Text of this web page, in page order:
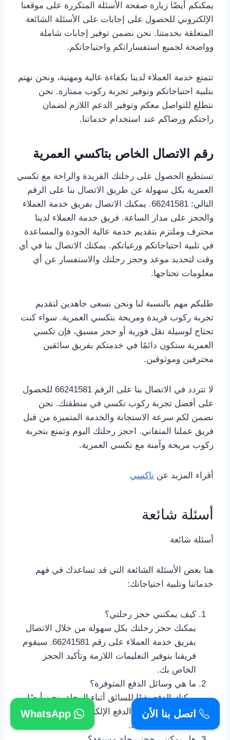
يمكنكم أيضًا زيارة صفحة الأسئلة المتكررة على موقعنا
الإلكتروني للحصول على إجابات على الأسئلة الشائعة
المتعلقة بخدمتنا. نحن نضمن توفير إجابات شاملة
وواضحة لجميع استفساراتكم واحتياجاتكم.
تتمتع خدمة العملاء لدينا بكفاءة عالية ومهنية، ونحن نهتم
بتلبية احتياجاتكم وتوفير تجربة ركوب ممتازة. نحن
نتطلع للتواصل معكم وتوفير الدعم اللازم لضمان
راحتكم ورضاكم عند استخدام خدماتنا.
رقم الاتصال الخاص بتاكسي العمرية
تستطيع الحصول على رحلتك الفريدة والراحة مع تكسي
العمرية بكل سهولة عن طريق الاتصال بنا على الرقم
التالي: 66241581. يمكنك الاتصال بفريق خدمة العملاء
والحجز على مدار الساعة. فريق خدمة العملاء لدينا
محترف وملتزم بتقديم خدمة عالية الجودة والمساعدة
في تلبية احتياجاتكم ورغباتكم. يمكنك الاتصال بنا في أي
وقت لتحديد موعد وحجز رحلتك والاستفسار عن أي
معلومات تحتاجها.
طلبكم مهم بالنسبة لنا ونحن نسعى جاهدين لتقديم
تجربة ركوب فريدة ومريحة بتكسي العمرية. سواء كنت
تحتاج لوسيلة نقل فورية أو حجز مسبق، فإن تكسي
العمرية ستكون دائمًا في خدمتكم بفريق سائقين
محترفين وموثوقين.
لا تتردد في الاتصال بنا على الرقم 66241581 للحصول
على أفضل تجربة ركوب تكسي في منطقتك. نحن
نضمن لكم سرعة الاستجابة والخدمة المتميزة من قبل
فريق عملنا المتفاني. احجز رحلتك اليوم وتمتع بتجربة
ركوب مريحة وآمنة مع تكسي العمرية.
أقراء المزيد عن تاكسي
أسئلة شائعة
أسئلة شائعة
هنا بعض الأسئلة الشائعة التي قد تساعدك في فهم
خدماتنا وتلبية احتياجاتك:
كيف يمكنني حجز رحلتي؟
يمكنك حجز رحلتك بكل سهولة من خلال الاتصال
بفريق خدمة العملاء على رقم 66241581. سيقوم
فريقنا بتوفير التعليمات اللازمة وتأكيد الحجز
الخاص بك.
ما هي وسائل الدفع المتوفرة؟
يمكنك الدفع نقدًا للسائق أثناء الرحلة. نحن أيضًا
نقبل بعض وسائل الدفع الإلكتروني المتاحة مثل
البطاقات الائتمانية.
اتصل بنا الأن